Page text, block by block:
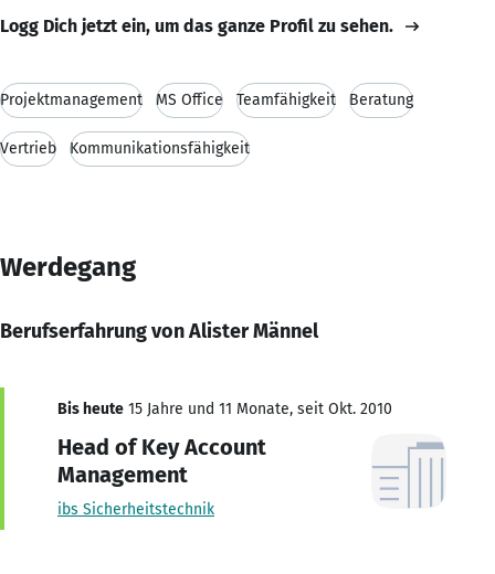
Logg Dich jetzt ein, um das ganze Profil zu sehen.
Projektmanagement MS Office Teamfähigkeit Beratung
Vertrieb Kommunikationsfähigkeit
Werdegang
Berufserfahrung von Alister Männel
Bis heute 15 Jahre und 11 Monate, seit Okt. 2010
Head of Key Account
Management
ibs Sicherheitstechnik